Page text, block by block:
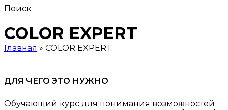
Поиск
COLOR EXPERT
Главная » COLOR EXPERT
ДЛЯ ЧЕГО ЭТО НУЖНО
Обучающий курс для понимания возможностей